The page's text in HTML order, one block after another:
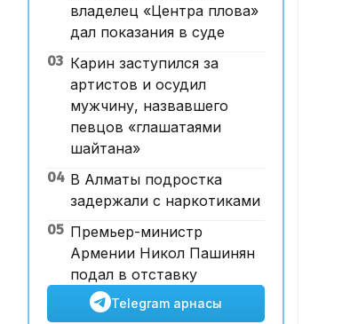
қарқынының баяулауы қолдап
отыр – сарапшылар
13:30, 07 Тамыз 2026
Фельдшер Ұлдана
Мырзуанның қазасына қатысты
іс сотқа жолданды
владелец «Центра плова»
дал показания в суде
03 Карин заступился за
артистов и осудил
мужчину, назвавшего
певцов «глашатаями
шайтана»
04 В Алматы подростка
задержали с наркотиками
05 Премьер-министр
Армении Никол Пашинян
подал в отставку
Telegram арнасы